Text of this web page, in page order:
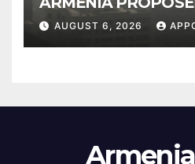
INCLUSION IN LIST
AUGUST 6, 2026